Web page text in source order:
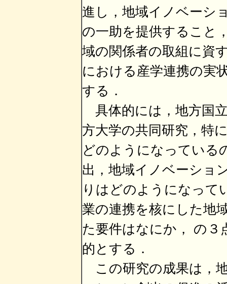
進し，地域イノベーシ
の一助を提供すること
域の関係者の取組に資
における産学連携の実
する．
具体的には，地方国
方大学の共同研究，特
どのようになっている
出，地域イノベーショ
りはどのようになって
業の連携を核にした地
た要件はなにか， の
的とする．
この研究の成果は，